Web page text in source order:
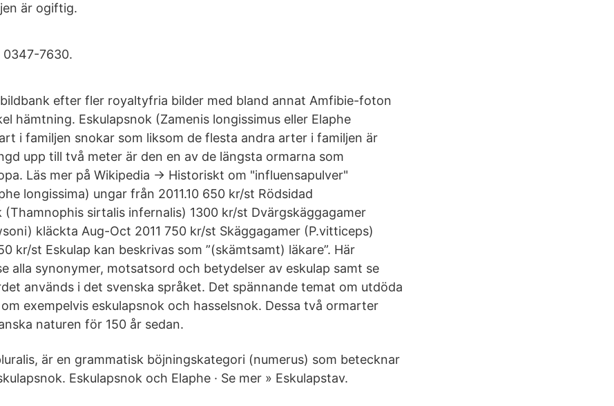
är ogiftig.
0347-7630.
efter fler royaltyfria bilder med bland annat Amfibie-foton
hämtning. Eskulapsnok (Zamenis longissimus eller Elaphe
i familjen snokar som liksom de flesta andra arter i familjen är
upp till två meter är den en av de längsta ormarna som
Läs mer på Wikipedia -> Historiskt om "influensapulver"
longissima) ungar från 2011.10 650 kr/st Rödsidad
(Thamnophis sirtalis infernalis) 1300 kr/st Dvärgskäggagamer
kläckta Aug-Oct 2011 750 kr/st Skäggagamer (P.vitticeps)
kr/st Eskulap kan beskrivas som ”(skämtsamt) läkare”. Här
alla synonymer, motsatsord och betydelser av eskulap samt se
används i det svenska språket. Det spännande temat om utdöda
exempelvis eskulapsnok och hasselsnok. Dessa två ormarter
naturen för 150 år sedan.
är en grammatisk böjningskategori (numerus) som betecknar
Eskulapsnok och Elaphe · Se mer » Eskulapstav.